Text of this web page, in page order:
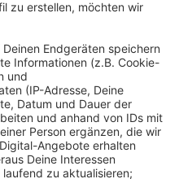
ein großes Loch in den
nimmt deutlich weniger
ein. Stadtkämmerer
mit einem Schaden
Euro. Die
nach 50 Jahre